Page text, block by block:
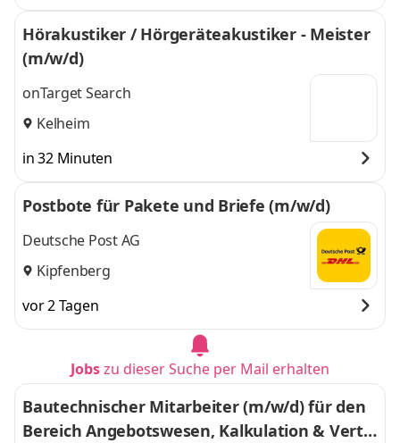
Hörakustiker / Hörgeräteakustiker - Meister
(m/w/d)
onTarget Search
Kelheim
in 32 Minuten
Postbote für Pakete und Briefe (m/w/d)
Deutsche Post AG
Kipfenberg
vor 2 Tagen
Jobszu dieser Suche per Mail erhalten
Bautechnischer Mitarbeiter (m/w/d) für den
Bereich Angebotswesen, Kalkulation & Vertri